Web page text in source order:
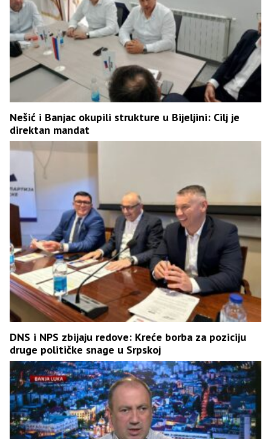
Nešić i Banjac okupili strukture u Bijeljini: Cilj je
direktan mandat
DNS i NPS zbijaju redove: Kreće borba za poziciju
druge političke snage u Srpskoj